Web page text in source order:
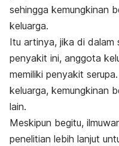
sehingga kemungkinan
keluarga.
Itu artinya, jika di dalam
penyakit ini, anggota
memiliki penyakit
keluarga, kemungkinan
lain.
Meskipun begitu,
penelitian lebih lanjut